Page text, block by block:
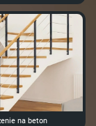
na beton